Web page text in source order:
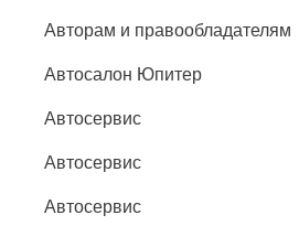
Авторам и правообладателям
Автосалон Юпитер
Автосервис
Автосервис
Автосервис